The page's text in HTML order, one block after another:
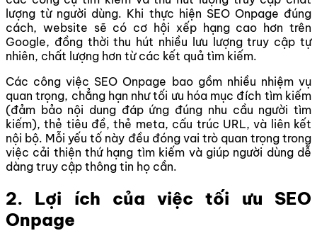
lượng từ người dùng. Khi thực hiện SEO Onpage đúng
cách, website sẽ có cơ hội xếp hạng cao hơn trên
Google, đồng thời thu hút nhiều lưu lượng truy cập tự
nhiên, chất lượng hơn từ các kết quả tìm kiếm.
Các công việc SEO Onpage bao gồm nhiều nhiệm vụ
quan trọng, chẳng hạn như tối ưu hóa mục đích tìm kiếm
(đảm bảo nội dung đáp ứng đúng nhu cầu người tìm
kiếm), thẻ tiêu đề, thẻ meta, cấu trúc URL, và liên kết
nội bộ. Mỗi yếu tố này đều đóng vai trò quan trọng trong
việc cải thiện thứ hạng tìm kiếm và giúp người dùng dễ
dàng truy cập thông tin họ cần.
2. Lợi ích của việc tối ưu SEO
Onpage